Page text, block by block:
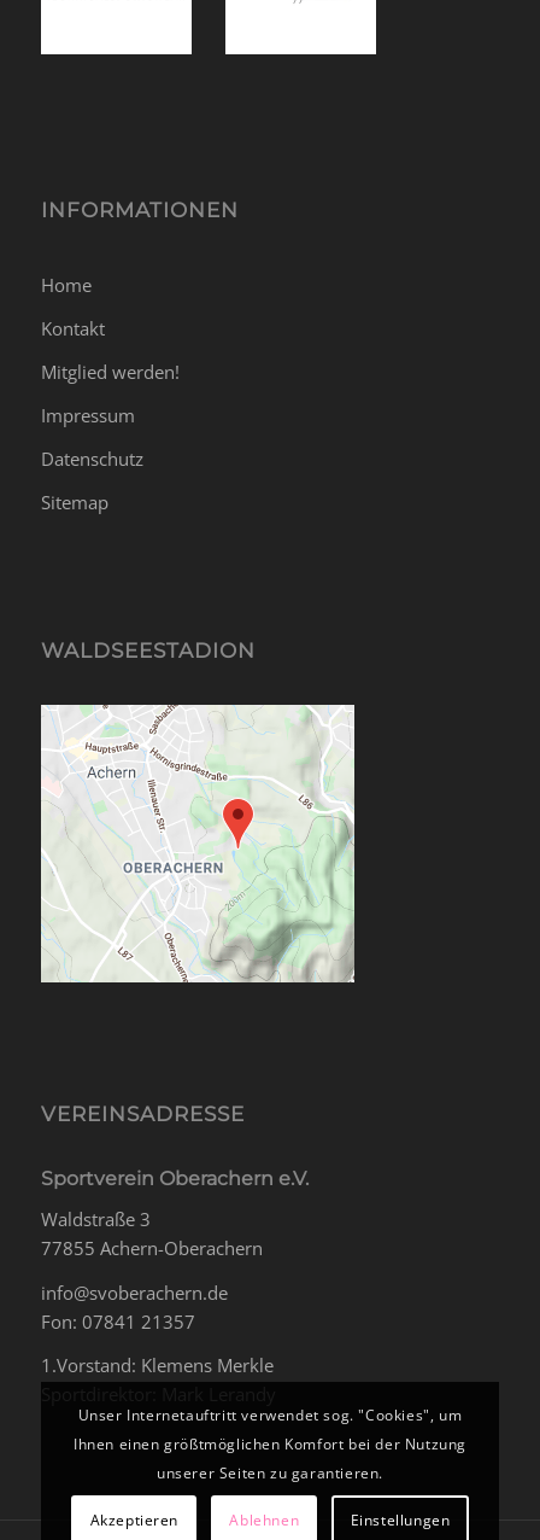
INFORMATIONEN
Home
Kontakt
Mitglied werden!
Impressum
Datenschutz
Sitemap
WALDSEESTADION
VEREINSADRESSE
Sportverein Oberachern e.V.
Waldstraße 3
77855 Achern-Oberachern
info@svoberachern.de
Fon: 07841 21357
1.Vorstand: Klemens Merkle
Unser Internetauftritt verwendet sog. "Cookies", um
Ihnen einen größtmöglichen Komfort bei der Nutzung
unserer Seiten zu garantieren.
Akzeptieren Ablehnen Einstellungen